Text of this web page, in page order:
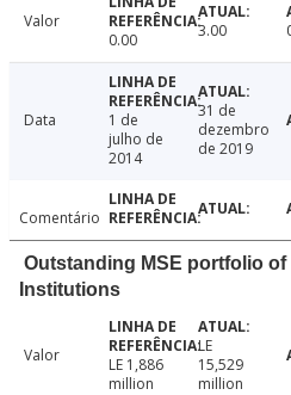
Valor
0.00
3.00
Data
1 de
julho de
2014
31 de
dezembro
de 2019
Comentário
Outstanding MSE portfolio
Institutions
Valor
LE 1,886
million
LE
15,529
million